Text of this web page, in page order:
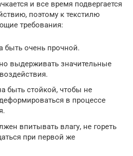
и все время подвергается
поэтому к текстилю
требования:
быть очень прочной.
выдерживать значительные
быть стойкой, чтобы не
в процессе
впитывать влагу, не гореть
при первой же